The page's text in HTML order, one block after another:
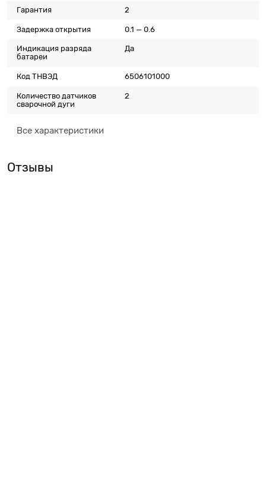
Гарантия 2
Задержка открытия 0.1 — 0.6
Индикация разряда
батареи
Да
Код ТНВЭД 6506101000
Количество датчиков
сварочной дуги
2
Все характеристики
Отзывы